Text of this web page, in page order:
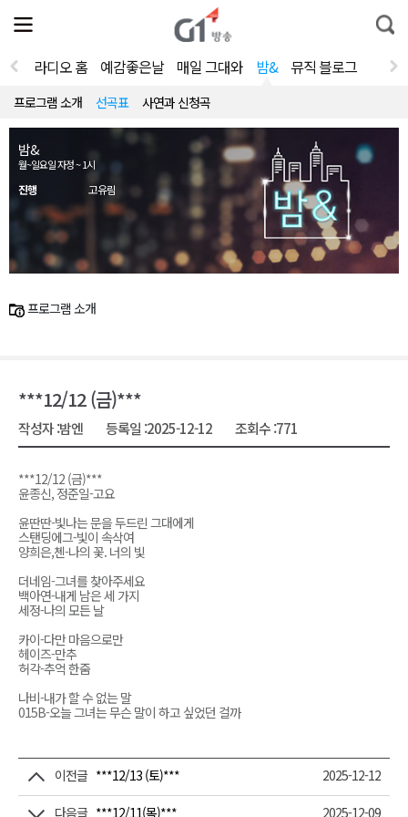
전
체
뉴
열
통
합
라디오 홈 예감좋은날 매일 그대와 밤& 뮤직 블로그
프로그램 소개 선곡표 사연과 신청곡
밤&
월~일요일 자정 ~ 1시
진행 고유림
프로그램 소개
***12/12 (금)***
작성자 :밤엔 등록일 :2025-12-12 조회수 :771
***12/12 (금)***
윤종신, 정준일-고요
윤딴딴-빛나는 문을 두드린 그대에게
스탠딩에그-빛이 속삭여
양희은,첸-나의 꽃. 너의 빛
더네임-그녀를 찾아주세요
백아연-내게 남은 세 가지
세정-나의 모든 날
카이-다만 마음으로만
헤이즈-만추
허각-추억 한줌
나비-내가 할 수 없는 말
015B-오늘 그녀는 무슨 말이 하고 싶었던 걸까
이전글 ***12/13 (토)*** 2025-12-12
다음글 ***12/11(목)*** 2025-12-09